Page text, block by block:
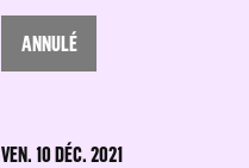
ANNULÉ
VEN. 10 DÉC. 2021